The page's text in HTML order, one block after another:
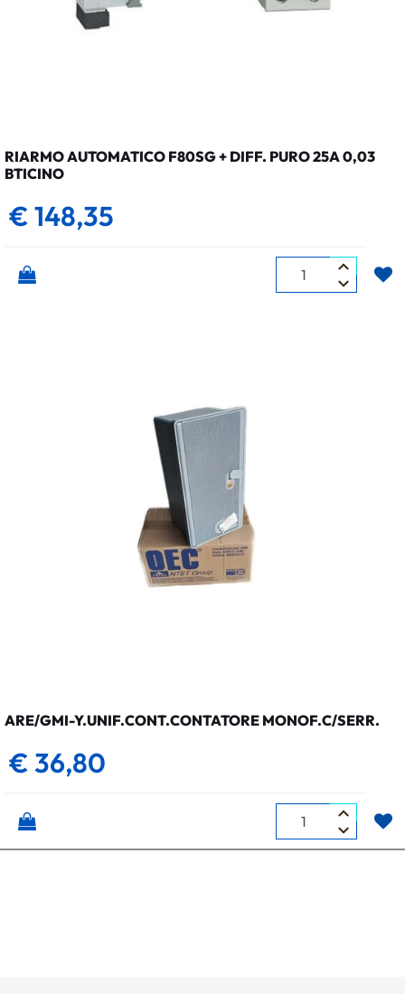
RIARMO AUTOMATICO F80SG + DIFF. PURO 25A 0,03
BTICINO
€ 148,35
Quantità
ARE/GMI-Y.UNIF.CONT.CONTATORE MONOF.C/SERR.
€ 36,80
Quantità